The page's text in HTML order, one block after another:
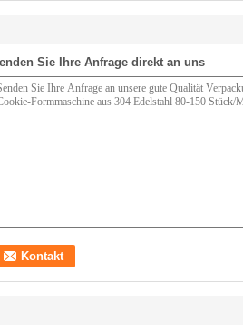
Sie Ihre Anfrage direkt an uns